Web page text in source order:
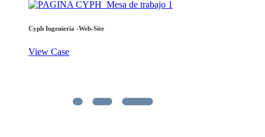
Cyph Ingeniería -Web-Site
View Case